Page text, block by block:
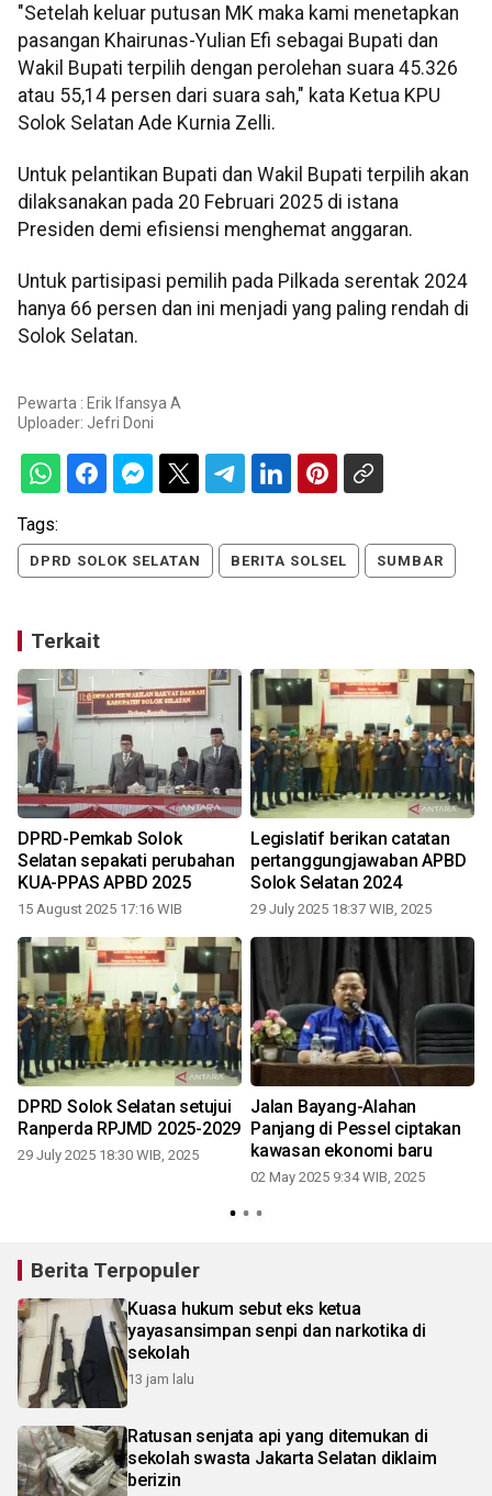
"Setelah keluar putusan MK maka kami menetapkan
pasangan Khairunas-Yulian Efi sebagai Bupati dan
Wakil Bupati terpilih dengan perolehan suara 45.326
atau 55,14 persen dari suara sah," kata Ketua KPU
Solok Selatan Ade Kurnia Zelli.
Untuk pelantikan Bupati dan Wakil Bupati terpilih akan
dilaksanakan pada 20 Februari 2025 di istana
Presiden demi efisiensi menghemat anggaran.
Untuk partisipasi pemilih pada Pilkada serentak 2024
hanya 66 persen dan ini menjadi yang paling rendah di
Solok Selatan.
Pewarta : Erik Ifansya A
Uploader: Jefri Doni
Tags:
DPRD SOLOK SELATAN BERITA SOLSEL SUMBAR
Terkait
DPRD-Pemkab Solok
Selatan sepakati perubahan
KUA-PPAS APBD 2025
15 August 2025 17:16 WIB
Legislatif berikan catatan
pertanggungjawaban APBD
Solok Selatan 2024
29 July 2025 18:37 WIB, 2025
DPRD Solok Selatan setujui
Ranperda RPJMD 2025-2029
29 July 2025 18:30 WIB, 2025
Jalan Bayang-Alahan
Panjang di Pessel ciptakan
kawasan ekonomi baru
02 May 2025 9:34 WIB, 2025
Berita Terpopuler
Kuasa hukum sebut eks ketua
yayasansimpan senpi dan narkotika di
sekolah
13 jam lalu
Ratusan senjata api yang ditemukan di
sekolah swasta Jakarta Selatan diklaim
berizin